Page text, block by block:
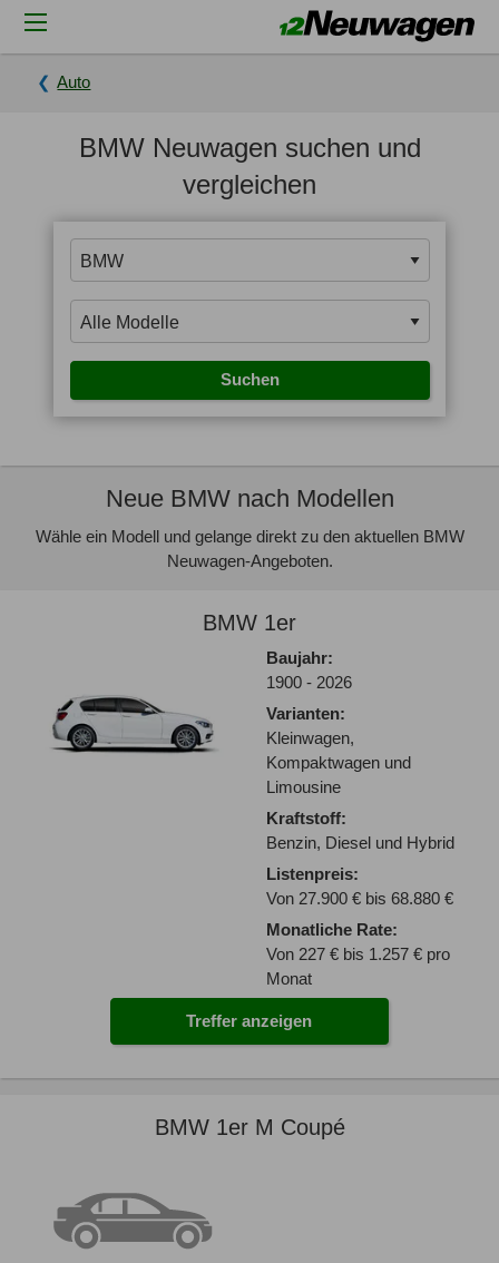
Auto
BMW Neuwagen suchen und
vergleichen
Suchen
Neue BMW nach Modellen
Wähle ein Modell und gelange direkt zu den aktuellen BMW
Neuwagen-Angeboten.
BMW 1er
Baujahr:
1900 - 2026
Varianten:
Kleinwagen,
Kompaktwagen und
Limousine
Kraftstoff:
Benzin, Diesel und Hybrid
Listenpreis:
Von 27.900 € bis 68.880 €
Monatliche Rate:
Von 227 € bis 1.257 € pro
Monat
Treffer anzeigen
BMW 1er M Coupé